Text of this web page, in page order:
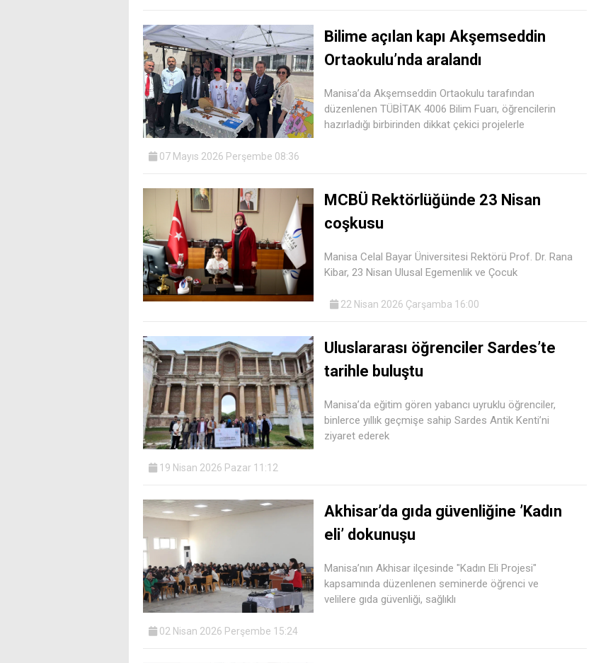
Bilime açılan kapı Akşemseddin
Ortaokulu’nda aralandı
Manisa’da Akşemseddin Ortaokulu tarafından
düzenlenen TÜBİTAK 4006 Bilim Fuarı, öğrencilerin
hazırladığı birbirinden dikkat çekici projelerle
07 Mayıs 2026 Perşembe 08:36
MCBÜ Rektörlüğünde 23 Nisan
coşkusu
Manisa Celal Bayar Üniversitesi Rektörü Prof. Dr. Rana
Kibar, 23 Nisan Ulusal Egemenlik ve Çocuk
22 Nisan 2026 Çarşamba 16:00
Uluslararası öğrenciler Sardes’te
tarihle buluştu
Manisa’da eğitim gören yabancı uyruklu öğrenciler,
binlerce yıllık geçmişe sahip Sardes Antik Kenti’ni
ziyaret ederek
19 Nisan 2026 Pazar 11:12
Akhisar’da gıda güvenliğine ’Kadın
eli’ dokunuşu
Manisa’nın Akhisar ilçesinde "Kadın Eli Projesi"
kapsamında düzenlenen seminerde öğrenci ve
velilere gıda güvenliği, sağlıklı
02 Nisan 2026 Perşembe 15:24